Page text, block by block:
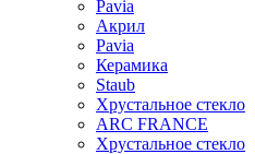
Pavia
Акрил
Pavia
Керамика
Staub
Хрустальное стекло
ARC FRANCE
Хрустальное стекло